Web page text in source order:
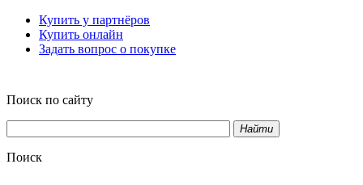
Купить у партнёров
Купить онлайн
Задать вопрос о покупке
Поиск по сайту
Найти
Поиск